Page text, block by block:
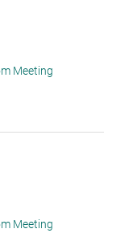
Meeting
Meeting